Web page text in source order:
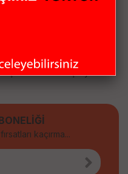
Uydu Alıcıları, Güvenlik
arttırıyoruz. Size
tek merkezden
özenle hazırlayıp
şekilde size ulaştırıyoruz.
kaçırma...